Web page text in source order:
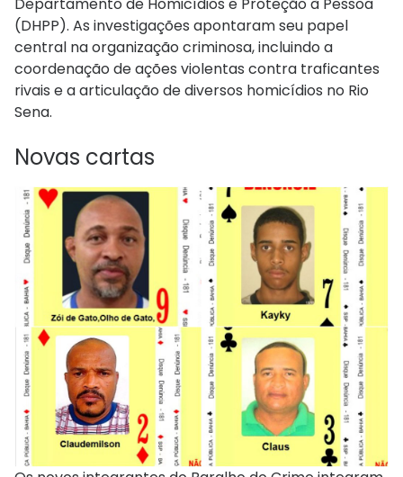
Departamento de Homicídios e Proteção à Pessoa
(DHPP). As investigações apontaram seu papel
central na organização criminosa, incluindo a
coordenação de ações violentas contra traficantes
rivais e a articulação de diversos homicídios no Rio
Sena.
Novas cartas